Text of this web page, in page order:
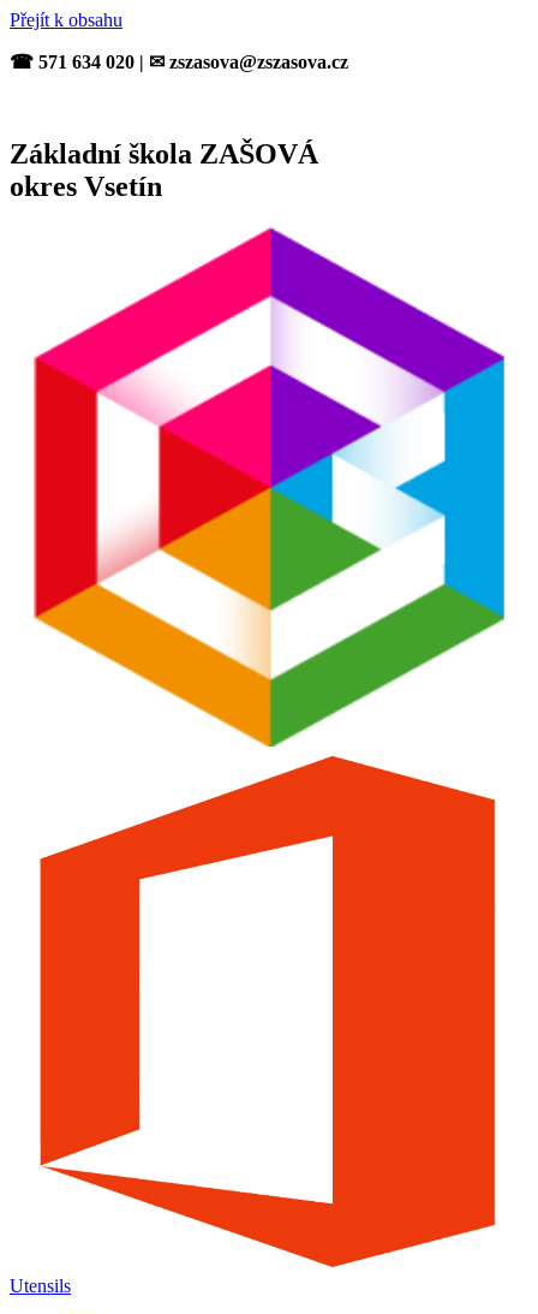
Přejít k obsahu
☎ 571 634 020 | ✉ zszasova@zszasova.cz
Základní škola ZAŠOVÁ
okres Vsetín
Utensils